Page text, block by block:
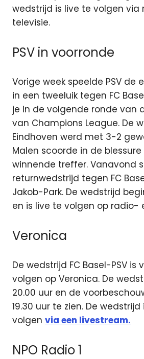
wedstrijd is live te volgen via
televisie.
PSV in voorronde
Vorige week speelde PSV de
in een tweeluik tegen FC
je in de volgende ronde van
van Champions League. De
Eindhoven werd met 3-2
Malen scoorde in de
winnende treffer. Vanavond
returnwedstrijd tegen FC
Jakob-Park. De wedstrijd
en is live te volgen op radio-
Veronica
De wedstrijd FC Basel-PSV
volgen op Veronica. De
20.00 uur en de
19.30 uur te zien. De
volgen via een livestream.
NPO Radio 1